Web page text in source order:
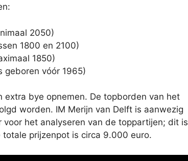
2050)
1800 en 2100)
1850)
geboren vóór 1965)
extra bye opnemen. De topborden van het
worden. IM Merijn van Delft is aanwezig
voor het analyseren van de toppartijen; dit is
prijzenpot is circa 9.000 euro.